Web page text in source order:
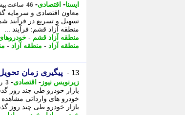
ایسنا- اقتصادی- 46 ساعت پیش - سه شنبه 13 مرداد 1405، 16:45
معاون اقتصادی و سرمایه
تسهیل و تسریع در فرآیند
منطقه آزاد قشم: فرآیند ...
منطقه آزاد قشم -
منطقه آزاد - منطقه آزاد -
13 - پیگیری زمان
زیرنویس نیوز - اقتصادی- 3 روز پیش - سه شنبه 13 مرداد 1405، 01:42
بازار خودرو طی چند روز
خودرو های وارداتی
بازار خودرو طی چند روز